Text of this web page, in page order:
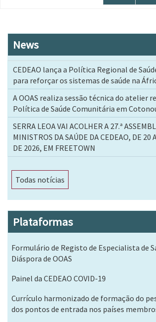
página
News
CEDEAO lança a Política Regional de
para reforçar os sistemas de saúde na
A OOAS realiza sessão técnica do atelier
Política de Saúde Comunitária em
SERRA LEOA VAI ACOLHER A 27.ª
MINISTROS DA SAÚDE DA CEDEAO, DE 20
DE 2026, EM FREETOWN
Todas notícias
Plataformas
Formulário de Registo de Especialista de
Diáspora de OOAS
Painel da CEDEAO COVID-19
Currículo harmonizado de formação do
dos pontos de entrada nos países